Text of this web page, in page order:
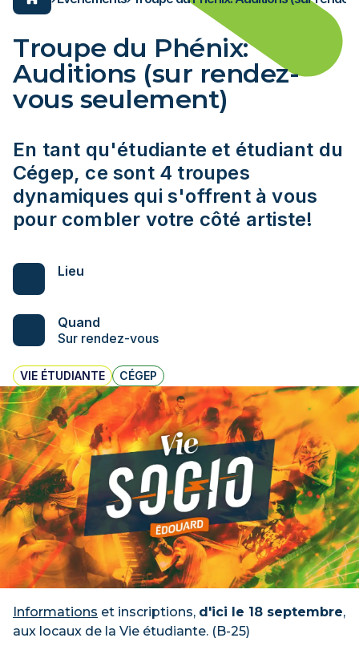
Espace employés/étudiants
Carrière
Services aux entreprises
L'ÉNA
générale
programmes
Cégep
vous pensé à
et locaux?
en transformation
les impacts et entraves du chantier.
pratiques
dont vous avez
en transformation
les impacts et entraves du chantier.
Troupe du Phénix:
Auditions (sur rendez-
vous seulement)
En tant qu'étudiante et étudiant du
Cégep, ce sont 4 troupes
dynamiques qui s'offrent à vous
pour combler votre côté artiste!
Informations et inscriptions, d'ici le 18 septembre,
aux locaux de la Vie étudiante. (B-25)
Lieu
Quand
Sur rendez-vous
VIE ÉTUDIANTE CÉGEP